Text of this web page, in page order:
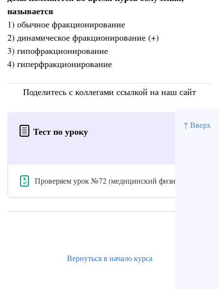
↑ Вверх
называется
1) обычное фракционирование
2) динамическое фракционирование (+)
3) гипофракционирование
4) гиперфракционирование
Поделитесь с коллегами ссылкой на наш сайт
Тест по уроку
Проверяем урок №72 (медицинский физик)
Вернуться в начало курса